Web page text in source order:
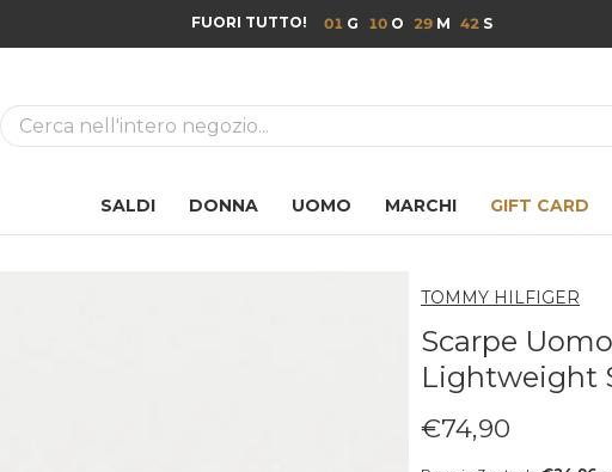
FUORI TUTTO! 01 10 29 41
La ricerca
SALDI DONNA UOMO MARCHI GIFT CARD
TOMMY HILFIGER
Scarpe
Lightweight
Prezzo regolare
€74,90